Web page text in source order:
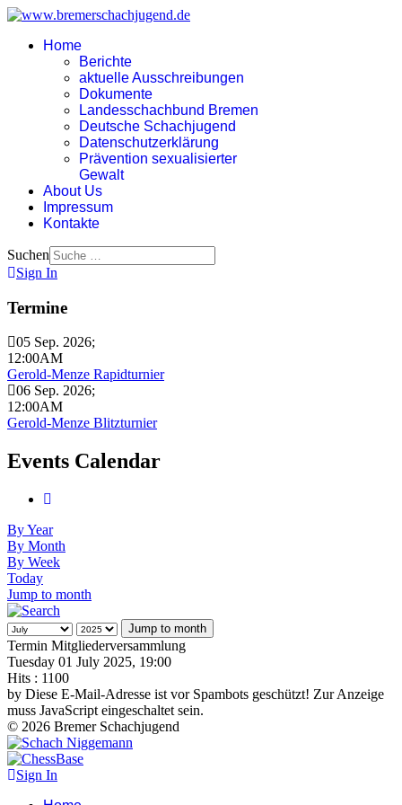
Home
Berichte
aktuelle Ausschreibungen
Dokumente
Landesschachbund Bremen
Deutsche Schachjugend
Datenschutzerklärung
Prävention sexualisierter
Gewalt
About Us
Impressum
Kontakte
Suchen
Sign In
Termine
05 Sep. 2026;
12:00AM
Gerold-Menze Rapidturnier
06 Sep. 2026;
12:00AM
Gerold-Menze Blitzturnier
Events Calendar
By Year
By Month
By Week
Today
Jump to month
Jump to month
Termin Mitgliederversammlung
Tuesday 01 July 2025, 19:00
Hits : 1100
by Diese E-Mail-Adresse ist vor Spambots geschützt! Zur Anzeige
muss JavaScript eingeschaltet sein.
© 2026 Bremer Schachjugend
Sign In